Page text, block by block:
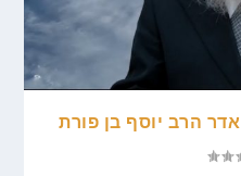
הרב יוסף בן פורת